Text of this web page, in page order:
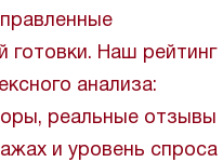
готовки. Наш рейтинг
анализа:
реальные отзывы
и уровень спроса